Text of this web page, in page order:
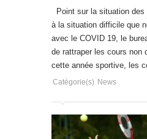
Point sur la situation
à la situation difficile que
avec le COVID 19, le
de rattraper les cours non
cette année sportive, les
Catégorie(s) News